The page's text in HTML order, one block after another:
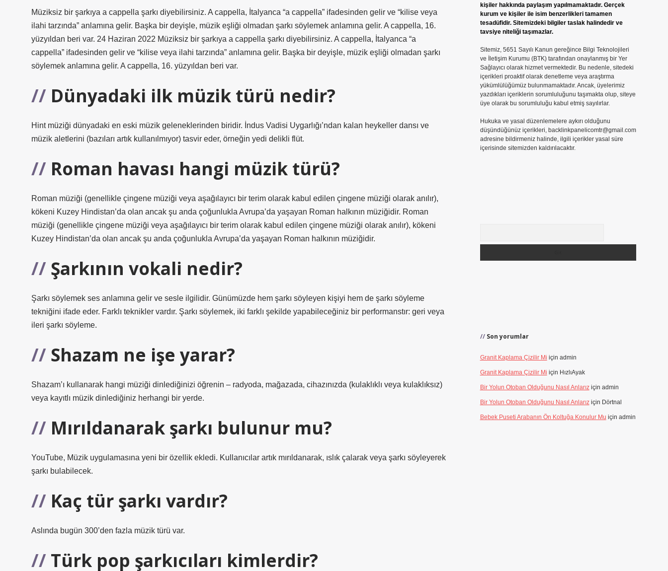
Müziksiz bir şarkıya a cappella şarkı diyebilirsiniz. A cappella, İtalyanca “a cappella” ifadesinden gelir ve “kilise veya
ilahi tarzında” anlamına gelir. Başka bir deyişle, müzik eşliği olmadan şarkı söylemek anlamına gelir. A cappella, 16.
yüzyıldan beri var. 24 Haziran 2022 Müziksiz bir şarkıya a cappella şarkı diyebilirsiniz. A cappella, İtalyanca “a
cappella” ifadesinden gelir ve “kilise veya ilahi tarzında” anlamına gelir. Başka bir deyişle, müzik eşliği olmadan şarkı
söylemek anlamına gelir. A cappella, 16. yüzyıldan beri var.
Dünyadaki ilk müzik türü nedir?
Hint müziği dünyadaki en eski müzik geleneklerinden biridir. İndus Vadisi Uygarlığı’ndan kalan heykeller dansı ve
müzik aletlerini (bazıları artık kullanılmıyor) tasvir eder, örneğin yedi delikli flüt.
Roman havası hangi müzik türü?
Roman müziği (genellikle çingene müziği veya aşağılayıcı bir terim olarak kabul edilen çingene müziği olarak anılır),
kökeni Kuzey Hindistan’da olan ancak şu anda çoğunlukla Avrupa’da yaşayan Roman halkının müziğidir. Roman
müziği (genellikle çingene müziği veya aşağılayıcı bir terim olarak kabul edilen çingene müziği olarak anılır), kökeni
Kuzey Hindistan’da olan ancak şu anda çoğunlukla Avrupa’da yaşayan Roman halkının müziğidir.
Şarkının vokali nedir?
Şarkı söylemek ses anlamına gelir ve sesle ilgilidir. Günümüzde hem şarkı söyleyen kişiyi hem de şarkı söyleme
tekniğini ifade eder. Farklı teknikler vardır. Şarkı söylemek, iki farklı şekilde yapabileceğiniz bir performanstır: geri veya
ileri şarkı söyleme.
Shazam ne işe yarar?
Shazam’ı kullanarak hangi müziği dinlediğinizi öğrenin – radyoda, mağazada, cihazınızda (kulaklıklı veya kulaklıksız)
veya kayıtlı müzik dinlediğiniz herhangi bir yerde.
Mırıldanarak şarkı bulunur mu?
YouTube, Müzik uygulamasına yeni bir özellik ekledi. Kullanıcılar artık mırıldanarak, ıslık çalarak veya şarkı söyleyerek
şarkı bulabilecek.
Kaç tür şarkı vardır?
Aslında bugün 300’den fazla müzik türü var.
Türk pop şarkıcıları kimlerdir?
kişiler hakkında paylaşım yapılmamaktadır. Gerçek
kurum ve kişiler ile isim benzerlikleri tamamen
tesadüfidir. Sitemizdeki bilgiler taslak halindedir ve
tavsiye niteliği taşımazlar.
Sitemiz, 5651 Sayılı Kanun gereğince Bilgi Teknolojileri
ve İletişim Kurumu (BTK) tarafından onaylanmış bir Yer
Sağlayıcı olarak hizmet vermektedir. Bu nedenle, sitedeki
içerikleri proaktif olarak denetleme veya araştırma
yükümlülüğümüz bulunmamaktadır. Ancak, üyelerimiz
yazdıkları içeriklerin sorumluluğunu taşımakta olup, siteye
üye olarak bu sorumluluğu kabul etmiş sayılırlar.
Hukuka ve yasal düzenlemelere aykırı olduğunu
düşündüğünüz içerikleri, backlinkpanelicomtr@gmail.com
adresine bildirmeniz halinde, ilgili içerikler yasal süre
içerisinde sitemizden kaldırılacaktır.
Son yorumlar
Granit Kaplama Çizilir Mi için admin
Granit Kaplama Çizilir Mi için HızlıAyak
Bir Yolun Otoban Olduğunu Nasıl Anlarıziçin admin
Bir Yolun Otoban Olduğunu Nasıl Anlarıziçin Dörtnal
Bebek Puseti Arabanın Ön Koltuğa Konulur Mu için admin